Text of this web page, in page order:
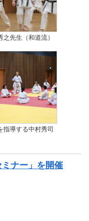
之先生（和道流）
指導する中村秀司
ナー」を開催